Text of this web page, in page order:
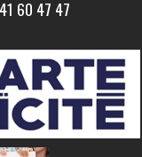
60 47 47